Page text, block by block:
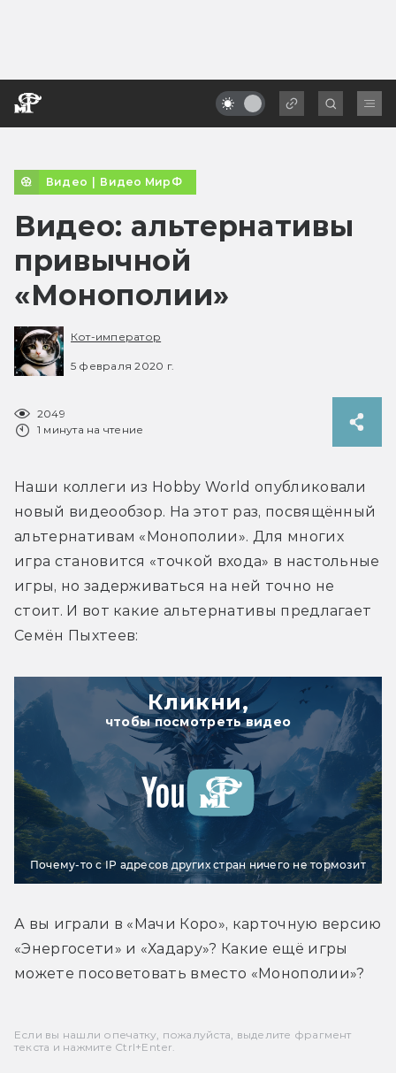
Видео | Видео МирФ
Видео: альтернативы
привычной
«Монополии»
Кот-император
5 февраля 2020 г.
2049
1 минута на чтение
Наши коллеги из Hobby World опубликовали
новый видеообзор. На этот раз, посвящённый
альтернативам «Монополии». Для многих
игра становится «точкой входа» в настольные
игры, но задерживаться на ней точно не
стоит. И вот какие альтернативы предлагает
Семён Пыхтеев:
Кликни,
чтобы посмотреть видео
Почему-то с IP адресов других стран ничего не тормозит
А вы играли в «Мачи Коро», карточную версию
«Энергосети» и «Хадару»? Какие ещё игры
можете посоветовать вместо «Монополии»?
Если вы нашли опечатку, пожалуйста, выделите фрагмент
текста и нажмите Ctrl+Enter.